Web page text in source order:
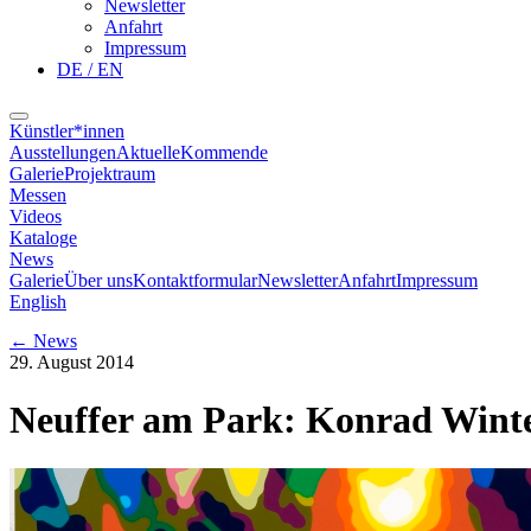
Newsletter
Anfahrt
Impressum
DE / EN
Künstler*innen
AusstellungenAktuelleKommende
GalerieProjektraum
Messen
Videos
Kataloge
News
GalerieÜber unsKontaktformularNewsletterAnfahrtImpressum
English
← News
29. August 2014
Neuffer am Park: Konrad